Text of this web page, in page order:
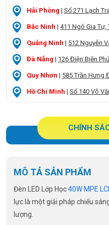
Hải Phòng | Số 271 Lạch
Bắc Ninh | 411 Ngô Gia Tự,
Quảng Ninh | 512 Nguyễn
Đà Nẵng | 126 Điện Biên
Quy Nhơn | 585 Trần Hưng
Hồ Chí Minh | Số 140 Võ
CHÍNH
MÔ TẢ SẢN PHẨM
Đèn LED Lớp Học40W MPE
lực là một giải pháp chiếu
lượng.